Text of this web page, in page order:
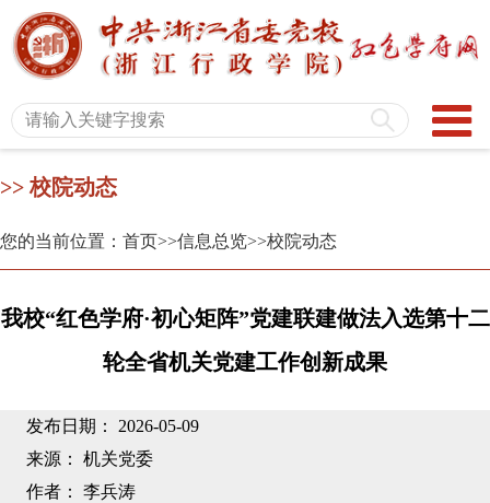
>> 校院动态
您的当前位置：首页>>信息总览>>校院动态
我校“红色学府·初心矩阵”党建联建做法入选第十二
轮全省机关党建工作创新成果
发布日期： 2026-05-09
来源： 机关党委
作者： 李兵涛